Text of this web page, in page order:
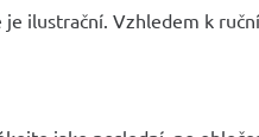
ilustrační. Vzhledem k